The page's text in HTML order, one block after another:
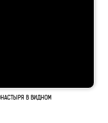
В ВИДНОМ